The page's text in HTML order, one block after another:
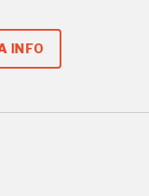
INFO
per te più